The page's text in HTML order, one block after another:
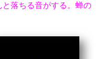
落ちる音がする。蝉の